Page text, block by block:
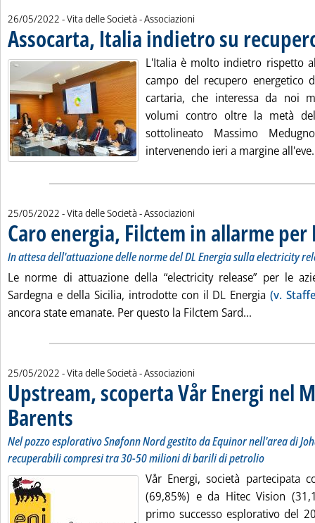
26/05/2022 - Vita delle Società - Associazioni
Assocarta, Italia indietro su
L'Italia è molto indietro rispetto
campo del recupero energetico
cartaria, che interessa da noi
volumi contro oltre la metà
sottolineato Massimo
intervenendo ieri a margine
25/05/2022 - Vita delle Società - Associazioni
Caro energia, Filctem in allarme per
In attesa dell'attuazione delle norme del DL Energia sulla electricity
Le norme di attuazione della “electricity release” per le
Sardegna e della Sicilia, introdotte con il DL Energia(v.
ancora state emanate. Per questo la Filctem Sard...
25/05/2022 - Vita delle Società - Associazioni
Upstream, scoperta Vår Energi nel
Barents . Sottotitolo: Nel pozzo esplorativo Snøfonn Nord gestito da Equinor
. Pubblicata mercoledì 25 maggio 2022 alle 15.50.
Nel pozzo esplorativo Snøfonn Nord gestito da Equinor nell'area di
recuperabili compresi tra 30-50 milioni di barili di petrolio
Vår Energi, società partecipata
(69,85%) e da Hitec Vision
primo successo esplorativo del